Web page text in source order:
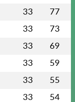
33 77
33 73
33 69
33 59
33 55
33 54